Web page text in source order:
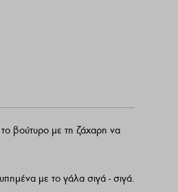
βούτυρο με τη ζάχαρη να
με το γάλα σιγά - σιγά.